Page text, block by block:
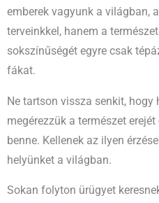
emberek vagyunk a világban,
terveinkkel, hanem a
sokszínűségét egyre csak
fákat.
Ne tartson vissza senkit,
megérezzük a természet
benne. Kellenek az ilyen
helyünket a világban.
Sokan folyton ürügyet